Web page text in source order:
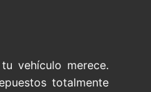
vehículo merece.
totalmente